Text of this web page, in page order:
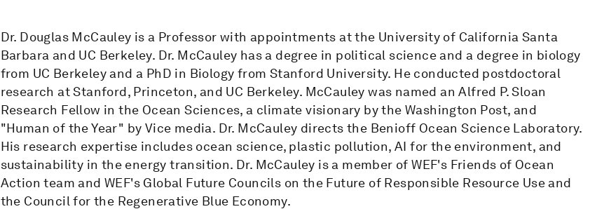
Dr. Douglas McCauley is a Professor with appointments at the University of California Santa
Barbara and UC Berkeley. Dr. McCauley has a degree in political science and a degree in biology
from UC Berkeley and a PhD in Biology from Stanford University. He conducted postdoctoral
research at Stanford, Princeton, and UC Berkeley. McCauley was named an Alfred P. Sloan
Research Fellow in the Ocean Sciences, a climate visionary by the Washington Post, and
"Human of the Year" by Vice media. Dr. McCauley directs the Benioff Ocean Science Laboratory.
His research expertise includes ocean science, plastic pollution, AI for the environment, and
sustainability in the energy transition. Dr. McCauley is a member of WEF's Friends of Ocean
Action team and WEF's Global Future Councils on the Future of Responsible Resource Use and
the Council for the Regenerative Blue Economy.